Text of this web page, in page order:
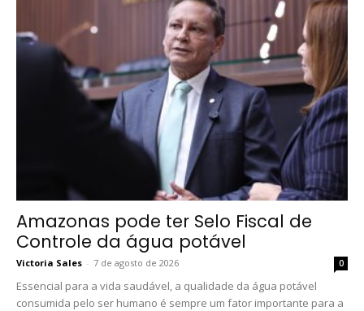
Amazonas pode ter Selo Fiscal de
Controle da água potável
Victoria Sales - 7 de agosto de 2026 0
Essencial para a vida saudável, a qualidade da água potável
consumida pelo ser humano é sempre um fator importante para a